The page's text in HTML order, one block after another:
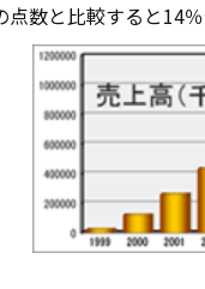
数と比較すると14